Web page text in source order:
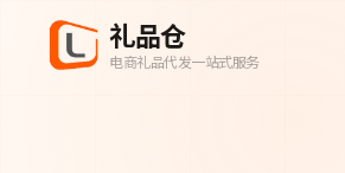
礼品仓
电商礼品代发一站式服务